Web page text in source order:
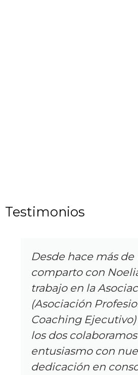
Testimonios
Desde hace más de
comparto con
trabajo en la
(Asociación
Coaching
los dos
entusiasmo con
dedicación en